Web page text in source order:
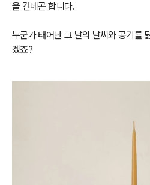
을 건네곤 합니다.
누군가 태어난 그 날의 날씨와 공기를
겠죠?